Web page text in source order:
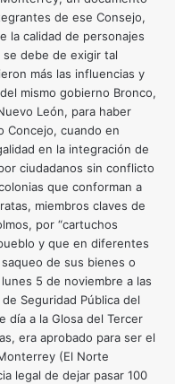
de ese Consejo,
la calidad de personajes
debe de exigir tal
más las influencias y
mismo gobierno Bronco,
León, para haber
Concejo, cuando en
en la integración de
ciudadanos sin conflicto
que conforman a
miembros claves de
por “cartuchos
y que en diferentes
de sus bienes o
5 de noviembre a las
Seguridad Pública del
día a la Glosa del Tercer
era aprobado para ser el
(El Norte
legal de dejar pasar 100